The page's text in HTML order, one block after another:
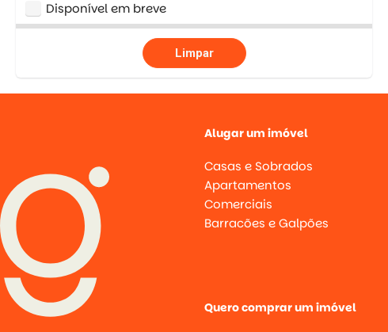
Disponível em breve
Limpar
Alugar um imóvel
Casas e Sobrados
Apartamentos
Comerciais
Barracões e Galpões
Quero comprar um imóvel